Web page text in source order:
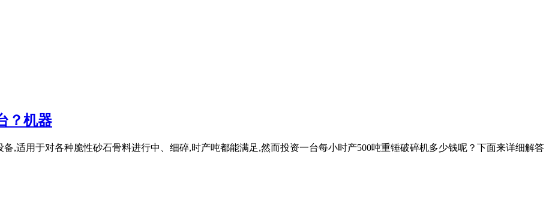
？机器
,适用于对各种脆性砂石骨料进行中、细碎,时产吨都能满足,然而投资一台每小时产500吨重锤破碎机多少钱呢？下面来详细解答